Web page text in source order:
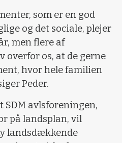
som er en god
og det sociale, plejer
men flere af
overfor os, at de gerne
hvor hele familien
Peder.
SDM avlsforeningen,
på landsplan, vil
landsdækkende